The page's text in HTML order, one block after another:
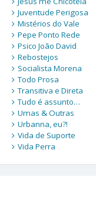
Juventude Perigosa
Mistérios do Vale
Pepe Ponto Rede
Psico João David
Rebostejos
Socialista Morena
Todo Prosa
Transitiva e Direta
Tudo é assunto…
Umas & Outras
Urbanna, eu?!
Vida de Suporte
Vida Perra